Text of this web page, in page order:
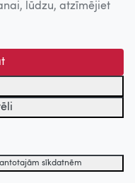
lūdzu, atzīmējiet
sīkdatnēm